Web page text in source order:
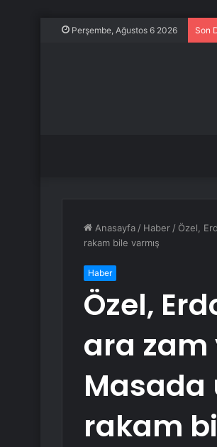
Perşembe, Ağustos 6 2026 Son
Anasayfa / Haber / Özel,
rakam bile varmış
Haber
Özel,
ara zam
Masada
rakam